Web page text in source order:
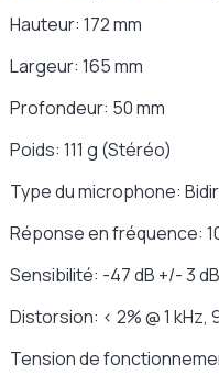
Hauteur: 172 mm
Largeur: 165 mm
Profondeur: 50 mm
Poids: 111 g (Stéréo)
Type du microphone:
Réponse en fréquence:
Sensibilité: -47 dB +/- 3 dB
Distorsion: < 2% @ 1 kHz,
Tension de